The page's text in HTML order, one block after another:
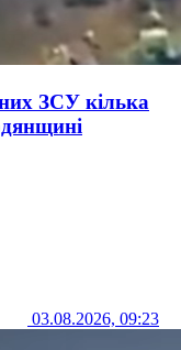
ЗСУ кілька
03.08.2026, 09:23